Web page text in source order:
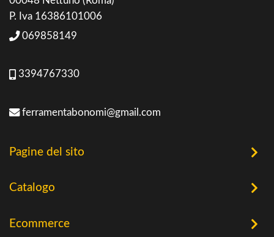
P. Iva 16386101006
069858149
3394767330
ferramentabonomi@gmail.com
Pagine del sito
Home
Offerte
Catalogo
Ecommerce